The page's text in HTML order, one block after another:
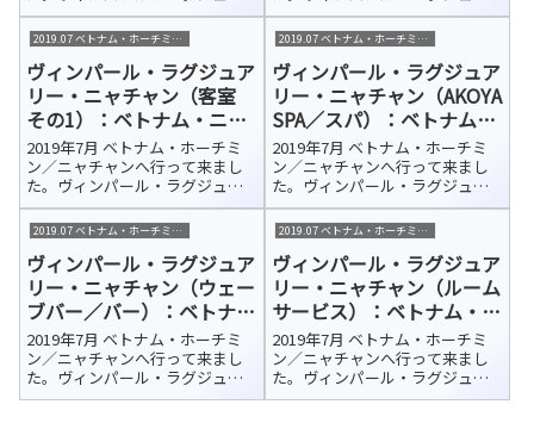
リー・ニャチャン（Vinpearl
Luxury NhaTrang）今回の宿泊ホ
テルはカムラン国際空港から車
で約45分、さらにフェリーで10
分ほどのホ...
リー・ニャチャン（Vinpearl
Luxury NhaTrang）今回の宿泊ホ
テルはカムラン国際空港から車
で約45分、さらにフェリーで10
分ほどのホ...
2019.07 ベトナム・ホーチミン/ニャチャン
ヴィンパール・ラグジュア
リー・ニャチャン（客室
その1）：ベトナム・ニャ
チャン 宿泊ホテル紹介
2019年7月 ベトナム・ホーチミ
ン／ニャチャンへ行って来まし
た。ヴィンパール・ラグジュア
リー・ニャチャン（Vinpearl
Luxury NhaTrang）今回の宿泊ホ
テルはカムラン国際空港から車
で約45分、さらにフェリーで10
分ほどのホ...
2019.07 ベトナム・ホーチミン/ニャチャン
ヴィンパール・ラグジュア
リー・ニャチャン（AKOYA
SPA／スパ）：ベトナム・
ニャチャン 宿泊ホテル紹
介
2019年7月 ベトナム・ホーチミ
ン／ニャチャンへ行って来まし
た。ヴィンパール・ラグジュア
リー・ニャチャン（Vinpearl
Luxury NhaTrang）今回の宿泊ホ
テルはカムラン国際空港から車
で約45分、さらにフェリーで10
分ほどのホ...
2019.07 ベトナム・ホーチミン/ニャチャン
ヴィンパール・ラグジュア
リー・ニャチャン（ウェー
ブバー／バー）：ベトナ
ム・ニャチャン 宿泊ホテ
ル紹介
2019年7月 ベトナム・ホーチミ
ン／ニャチャンへ行って来まし
た。ヴィンパール・ラグジュア
リー・ニャチャン（Vinpearl
2019.07 ベトナム・ホーチミン/ニャチャン
ヴィンパール・ラグジュア
リー・ニャチャン（ルーム
サービス）：ベトナム・ニ
ャチャン 宿泊ホテル紹介
2019年7月 ベトナム・ホーチミ
ン／ニャチャンへ行って来まし
た。ヴィンパール・ラグジュア
リー・ニャチャン（Vinpearl